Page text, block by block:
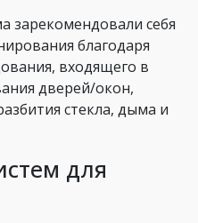
зарекомендовали себя
благодаря
входящего в
дверей/окон,
стекла, дыма и
для